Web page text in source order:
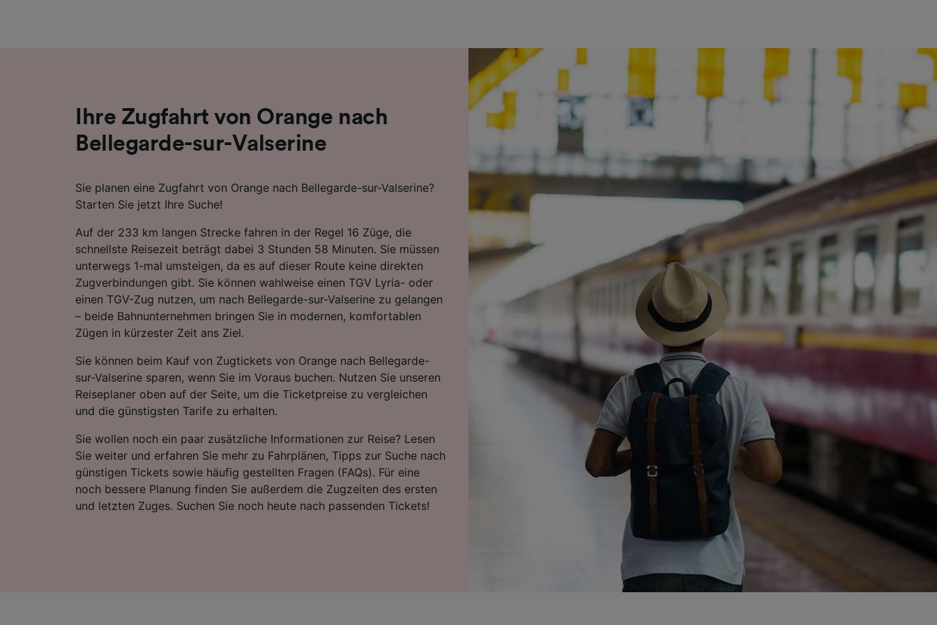
Ihre Zugfahrt von Orange nach
Bellegarde-sur-Valserine
Sie planen eine Zugfahrt von Orange nach Bellegarde-sur-Valserine?
Starten Sie jetzt Ihre Suche!
Auf der 233 km langen Strecke fahren in der Regel 16 Züge, die
schnellste Reisezeit beträgt dabei 3 Stunden 58 Minuten. Sie müssen
unterwegs 1-mal umsteigen, da es auf dieser Route keine direkten
Zugverbindungen gibt. Sie können wahlweise einen TGV Lyria- oder
einen TGV-Zug nutzen, um nach Bellegarde-sur-Valserine zu gelangen
– beide Bahnunternehmen bringen Sie in modernen, komfortablen
Zügen in kürzester Zeit ans Ziel.
Sie können beim Kauf von Zugtickets von Orange nach Bellegarde-
sur-Valserine sparen, wenn Sie im Voraus buchen. Nutzen Sie unseren
Reiseplaner oben auf der Seite, um die Ticketpreise zu vergleichen
und die günstigsten Tarife zu erhalten.
Sie wollen noch ein paar zusätzliche Informationen zur Reise? Lesen
Sie weiter und erfahren Sie mehr zu Fahrplänen, Tipps zur Suche nach
günstigen Tickets sowie häufig gestellten Fragen (FAQs). Für eine
noch bessere Planung finden Sie außerdem die Zugzeiten des ersten
und letzten Zuges. Suchen Sie noch heute nach passenden Tickets!